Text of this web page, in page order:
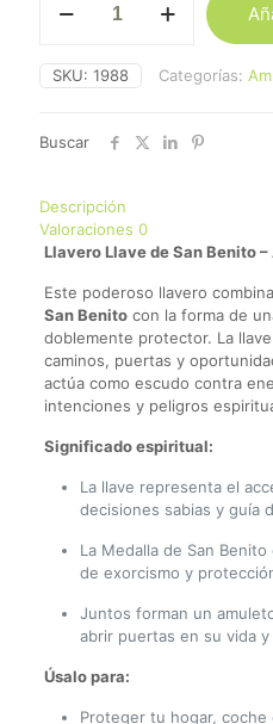
Llave
San
Benito
SKU: 1988 Categorías:
Buscar
Descripción
Valoraciones 0
Llavero Llave de San Benito
Este poderoso llavero
San Benitocon la forma de
doblemente protector. La
caminos, puertas y
actúa como escudo contra
intenciones y peligros
Significado espiritual:
La llave representa el
decisiones sabias y guía
La Medalla de San
de exorcismo y
Juntos forman un
abrir puertas en su vida
Úsalo para:
Proteger tu hogar, coche